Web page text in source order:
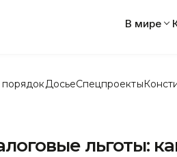
В мире
ДосьеСпецпроекты
льготы: